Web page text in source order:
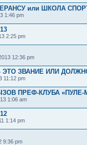
или ШКОЛА
1:46 pm
2:25 pm
12:36 pm
ЭТО ЗВАНИЕ ИЛИ
11:12 pm
ПРЕФ-КЛУБА «ПУЛЕ-
1:06 am
1:14 pm
9:36 pm